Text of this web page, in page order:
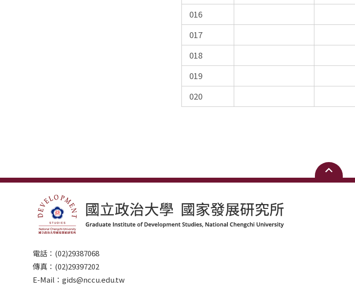
016
017
018
019
020
電話：(02)29387068
傳真：(02)29397202
E-Mail：gids@nccu.edu.tw